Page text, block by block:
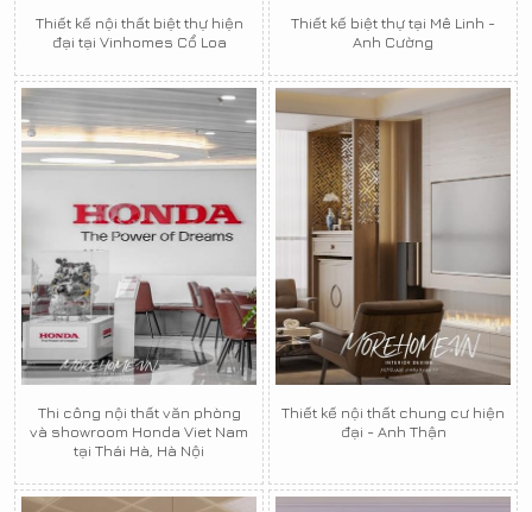
Thiết kế nội thất biệt thự hiện
đại tại Vinhomes Cổ Loa
Thiết kế biệt thự tại Mê Linh -
Anh Cường
Thi công nội thất văn phòng
và showroom Honda Viet Nam
tại Thái Hà, Hà Nội
Thiết kế nội thất chung cư hiện
đại - Anh Thận